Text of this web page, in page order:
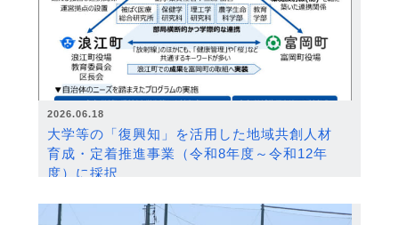
2026.06.18
大学等の「復興知」を活用した地域共創人材
育成・定着推進事業（令和8年度～令和12年
度）に採択